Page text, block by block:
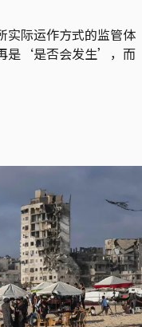
实际运作方式的监管体
是‘是否会发生’，而